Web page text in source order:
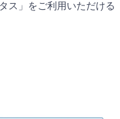
ス」をご利用いただける